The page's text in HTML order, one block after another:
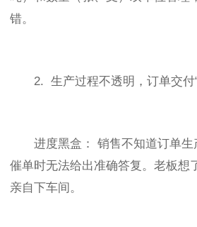
错。
2. 生产过程不透明，订单交付“
进度黑盒： 销售不知道订单生
催单时无法给出准确答复。老板想
亲自下车间。